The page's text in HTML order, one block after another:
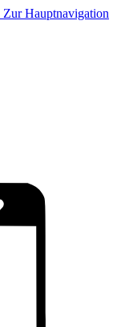
Zur Hauptnavigation